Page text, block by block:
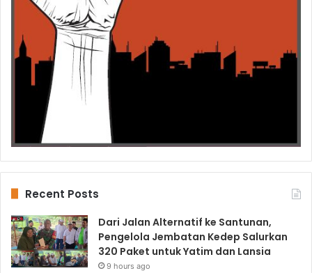
Recent Posts
Dari Jalan Alternatif ke Santunan,
Pengelola Jembatan Kedep Salurkan
320 Paket untuk Yatim dan Lansia
9 hours ago